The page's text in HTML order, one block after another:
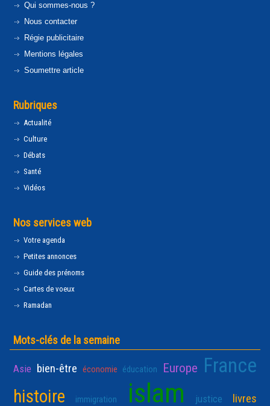
Qui sommes-nous ?
Nous contacter
Régie publicitaire
Mentions légales
Soumettre article
Rubriques
Actualité
Culture
Débats
Santé
Vidéos
Nos services web
Votre agenda
Petites annonces
Guide des prénoms
Cartes de voeux
Ramadan
Mots-clés de la semaine
Asie bien-être économie éducation Europe France
histoire immigration islam justice livres